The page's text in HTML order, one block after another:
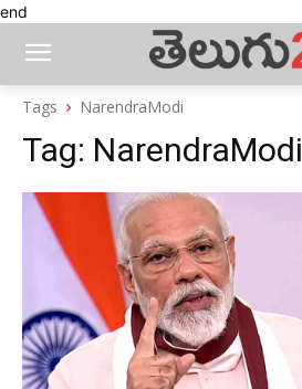
end
Tags NarendraModi
Tag: NarendraModi